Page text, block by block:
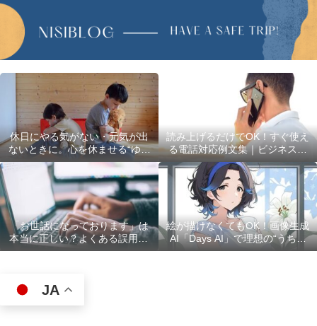
休日にやる気がない・元気が出
ないときに。心を休ませる“ゆる
い過ごし方”5選
読み上げるだけでOK！すぐ使え
る電話対応例文集｜ビジネスで
使える最初の言葉・最後の言葉
も完全網羅
「お世話になっております」は
本当に正しい？よくある誤用10
選
絵が描けなくてもOK！画像生成
AI「Days AI」で理想の“うちの
子”キャラクターを作ってみた体
JA